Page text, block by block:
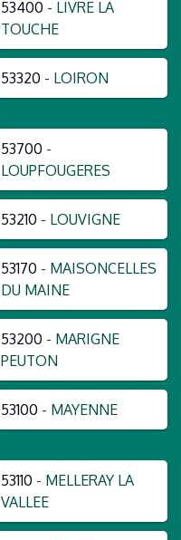
53400 - LIVRE LA
TOUCHE
53320 - LOIRON
53700 -
LOUPFOUGERES
53210 - LOUVIGNE
53170 - MAISONCELLES
DU MAINE
53200 - MARIGNE
PEUTON
53100 - MAYENNE
53110 - MELLERAY LA
VALLEE